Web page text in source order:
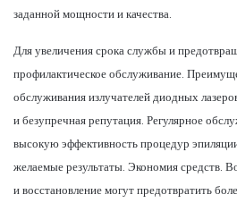
заданной мощности и качества.
Для увеличения срока службы и
профилактическое обслуживание.
обслуживания излучателей диодных
и безупречная репутация. Регулярное
высокую эффективность процедур
желаемые результаты. Экономия средств.
и восстановление могут предотвратить